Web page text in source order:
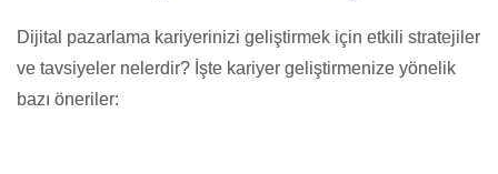
Dijital pazarlama kariyerinizi geliştirmek için etkili stratejiler
ve tavsiyeler nelerdir? İşte kariyer geliştirmenize yönelik
bazı öneriler: